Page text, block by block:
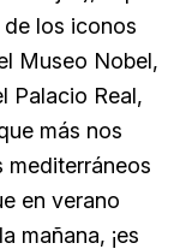
los iconos
Museo Nobel,
Palacio Real,
más nos
mediterráneos
en verano
mañana, ¡es